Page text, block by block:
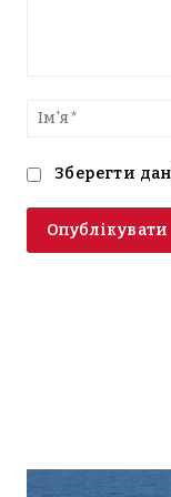
текст
Зберегти